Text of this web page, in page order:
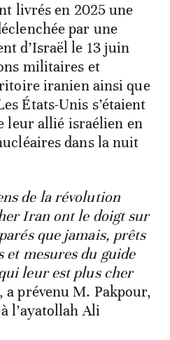
livrés en 2025 une
par une
d’Israël le 13 juin
militaires et
iranien ainsi que
États-Unis s’étaient
leur allié israélien en
dans la nuit
de la révolution
Iran ont le doigt sur
que jamais, prêts
et mesures du guide
leur est plus cher
, a prévenu M. Pakpour,
l’ayatollah Ali